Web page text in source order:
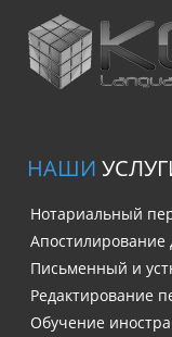
НАШИ
Нотариальный
Апостилирование
Письменный и
Редактирование
Обучение